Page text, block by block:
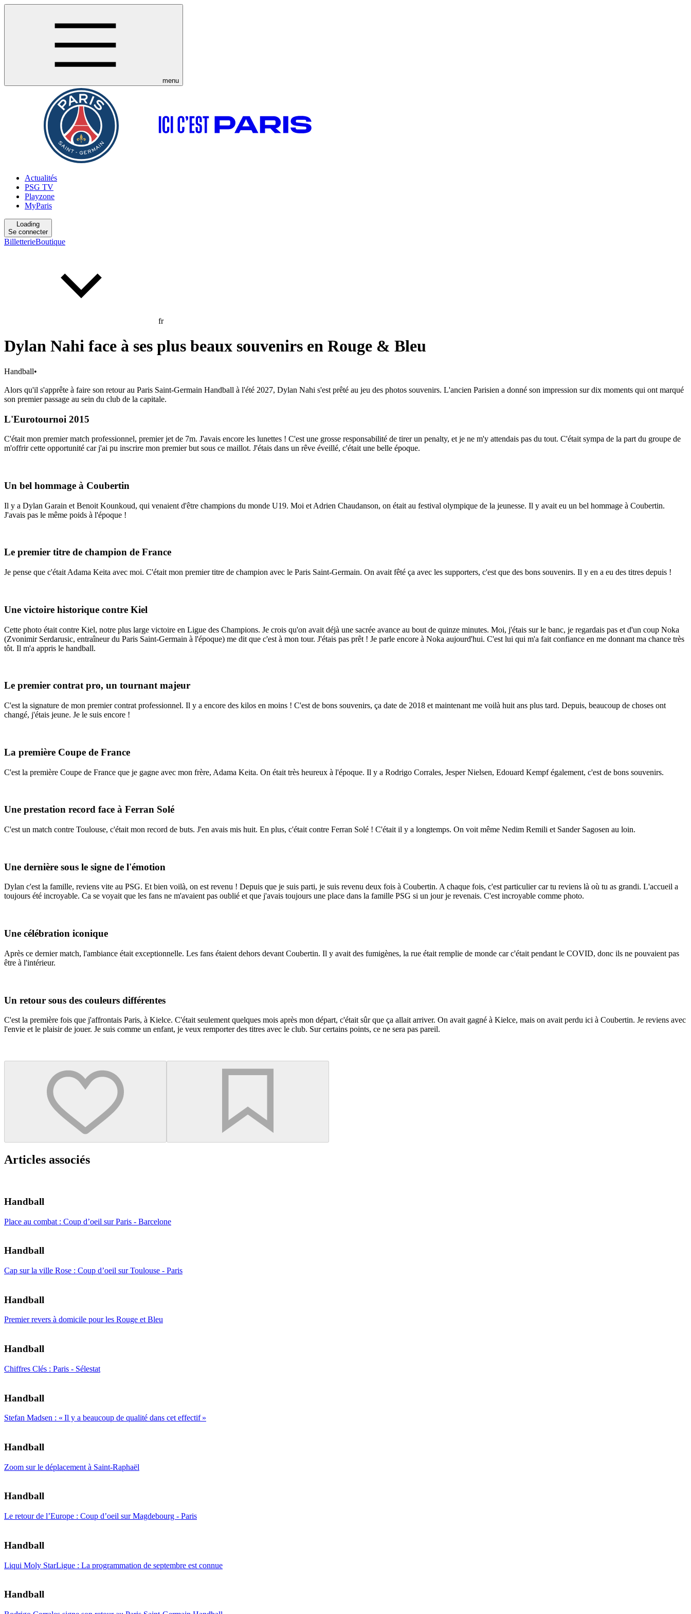
menu
Actualités
PSG TV
Playzone
MyParis
Loading
Se connecter
BilletterieBoutique
fr
Dylan Nahi face à ses plus beaux souvenirs en Rouge & Bleu
Handball•
Alors qu'il s'apprête à faire son retour au Paris Saint-Germain Handball à l'été 2027, Dylan Nahi s'est prêté au jeu des photos souvenirs. L'ancien Parisien a donné son impression sur dix moments qui ont marqué
son premier passage au sein du club de la capitale.
L'Eurotournoi 2015
C'était mon premier match professionnel, premier jet de 7m. J'avais encore les lunettes ! C'est une grosse responsabilité de tirer un penalty, et je ne m'y attendais pas du tout. C'était sympa de la part du groupe de
m'offrir cette opportunité car j'ai pu inscrire mon premier but sous ce maillot. J'étais dans un rêve éveillé, c'était une belle époque.
Un bel hommage à Coubertin
Il y a Dylan Garain et Benoit Kounkoud, qui venaient d'être champions du monde U19. Moi et Adrien Chaudanson, on était au festival olympique de la jeunesse. Il y avait eu un bel hommage à Coubertin.
J'avais pas le même poids à l'époque !
Le premier titre de champion de France
Je pense que c'était Adama Keita avec moi. C'était mon premier titre de champion avec le Paris Saint-Germain. On avait fêté ça avec les supporters, c'est que des bons souvenirs. Il y en a eu des titres depuis !
Une victoire historique contre Kiel
Cette photo était contre Kiel, notre plus large victoire en Ligue des Champions. Je crois qu'on avait déjà une sacrée avance au bout de quinze minutes. Moi, j'étais sur le banc, je regardais pas et d'un coup Noka
(Zvonimir Serdarusic, entraîneur du Paris Saint-Germain à l'époque) me dit que c'est à mon tour. J'étais pas prêt ! Je parle encore à Noka aujourd'hui. C'est lui qui m'a fait confiance en me donnant ma chance très
tôt. Il m'a appris le handball.
Le premier contrat pro, un tournant majeur
C'est la signature de mon premier contrat professionnel. Il y a encore des kilos en moins ! C'est de bons souvenirs, ça date de 2018 et maintenant me voilà huit ans plus tard. Depuis, beaucoup de choses ont
changé, j'étais jeune. Je le suis encore !
La première Coupe de France
C'est la première Coupe de France que je gagne avec mon frère, Adama Keita. On était très heureux à l'époque. Il y a Rodrigo Corrales, Jesper Nielsen, Edouard Kempf également, c'est de bons souvenirs.
Une prestation record face à Ferran Solé
C'est un match contre Toulouse, c'était mon record de buts. J'en avais mis huit. En plus, c'était contre Ferran Solé ! C'était il y a longtemps. On voit même Nedim Remili et Sander Sagosen au loin.
Une dernière sous le signe de l'émotion
Dylan c'est la famille, reviens vite au PSG. Et bien voilà, on est revenu ! Depuis que je suis parti, je suis revenu deux fois à Coubertin. A chaque fois, c'est particulier car tu reviens là où tu as grandi. L'accueil a
toujours été incroyable. Ca se voyait que les fans ne m'avaient pas oublié et que j'avais toujours une place dans la famille PSG si un jour je revenais. C'est incroyable comme photo.
Une célébration iconique
Après ce dernier match, l'ambiance était exceptionnelle. Les fans étaient dehors devant Coubertin. Il y avait des fumigènes, la rue était remplie de monde car c'était pendant le COVID, donc ils ne pouvaient pas
être à l'intérieur.
Un retour sous des couleurs différentes
C'est la première fois que j'affrontais Paris, à Kielce. C'était seulement quelques mois après mon départ, c'était sûr que ça allait arriver. On avait gagné à Kielce, mais on avait perdu ici à Coubertin. Je reviens avec
l'envie et le plaisir de jouer. Je suis comme un enfant, je veux remporter des titres avec le club. Sur certains points, ce ne sera pas pareil.
Articles associés
Handball
Place au combat : Coup d’oeil sur Paris - Barcelone
Handball
Cap sur la ville Rose : Coup d’oeil sur Toulouse - Paris
Handball
Premier revers à domicile pour les Rouge et Bleu
Handball
Chiffres Clés : Paris - Sélestat
Handball
Stefan Madsen : « Il y a beaucoup de qualité dans cet effectif »
Handball
Zoom sur le déplacement à Saint-Raphaël
Handball
Le retour de l’Europe : Coup d’oeil sur Magdebourg - Paris
Handball
Liqui Moly StarLigue : La programmation de septembre est connue
Handball